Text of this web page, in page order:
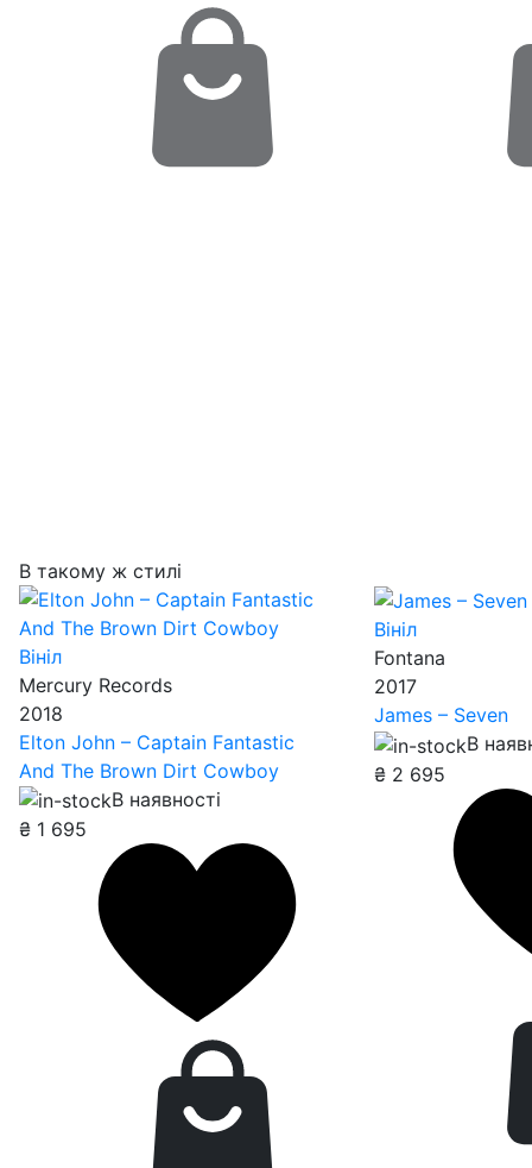
В такому ж стилі
Вініл
Mercury Records
2018
Elton John – Captain Fantastic
And The Brown Dirt Cowboy
В наявності
₴ 1 695
Вініл
Fontana
2017
James – Seven
В
₴ 2 695